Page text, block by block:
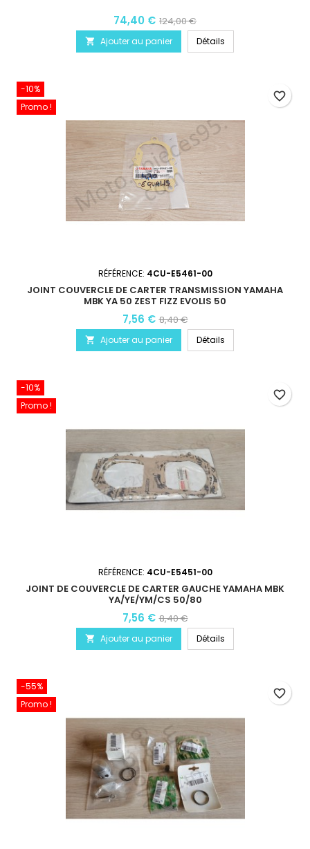
74,40 € 124,00 €
 Ajouter au panier Détails
-10%
Promo !
RÉFÉRENCE: 4CU-E5461-00
JOINT COUVERCLE DE CARTER TRANSMISSION YAMAHA
MBK YA 50 ZEST FIZZ EVOLIS 50
7,56 € 8,40 €
 Ajouter au panier Détails
favorite_border
-10%
Promo !
RÉFÉRENCE: 4CU-E5451-00
JOINT DE COUVERCLE DE CARTER GAUCHE YAMAHA MBK
YA/YE/YM/CS 50/80
7,56 € 8,40 €
 Ajouter au panier Détails
favorite_border
-55%
Promo !
favorite_border